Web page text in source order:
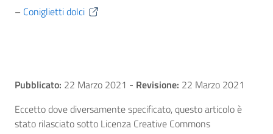
– Coniglietti dolci
Pubblicato: 22 Marzo 2021 - Revisione: 22 Marzo 2021
Eccetto dove diversamente specificato, questo articolo è
stato rilasciato sotto Licenza Creative Commons